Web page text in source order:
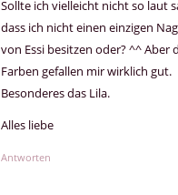
Sollte ich vielleicht nicht so laut
dass ich nicht einen einzigen
von Essi besitzen oder? ^^ Aber
Farben gefallen mir wirklich gut.
Besonderes das Lila.
Alles liebe
Antworten